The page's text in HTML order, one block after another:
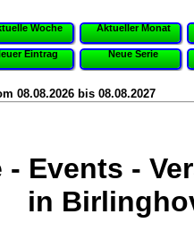
Woche Aktueller Monat
Eintrag Neue Serie
08.08.2026 bis 08.08.2027
- Events -
in